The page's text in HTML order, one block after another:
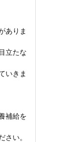
ありま
立たな
いきま
補給を
さい。